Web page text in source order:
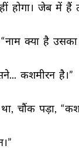
होगा। जेब में हैं
“नाम क्या है
कशमीरन है।”
था, चौंक पड़ा,